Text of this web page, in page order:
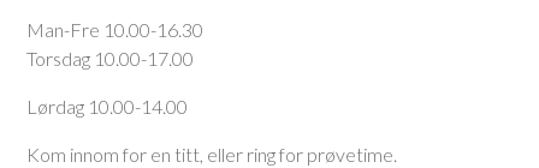
Man-Fre 10.00-16.30
Torsdag 10.00-17.00
Lørdag 10.00-14.00
Kom innom for en titt, eller ring for prøvetime.